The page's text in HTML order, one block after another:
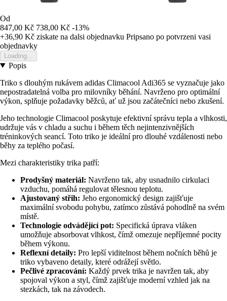
Od
847,00 Kč 738,00 Kč -13%
+36,90 Kč ziskate na dalsi objednavku Pripsano po potvrzeni vasi
objednavky
Loading...
Popis
Triko s dlouhým rukávem adidas Climacool Adi365 se vyznačuje jako
nepostradatelná volba pro milovníky běhání. Navrženo pro optimální
výkon, splňuje požadavky běžců, ať už jsou začátečníci nebo zkušení.
Jeho technologie Climacool poskytuje efektivní správu tepla a vlhkosti,
udržuje vás v chladu a suchu i během těch nejintenzivnějších
tréninkových seancí. Toto triko je ideální pro dlouhé vzdálenosti nebo
běhy za teplého počasí.
Mezi charakteristiky trika patří:
Prodyšný materiál: Navrženo tak, aby usnadnilo cirkulaci
vzduchu, pomáhá regulovat tělesnou teplotu.
Ajustovaný střih: Jeho ergonomický design zajišťuje
maximální svobodu pohybu, zatímco zůstává pohodlně na svém
místě.
Technologie odvádějící pot: Specifická úprava vláken
umožňuje absorbovat vlhkost, čímž omezuje nepříjemné pocity
během výkonu.
Reflexní detaily: Pro lepší viditelnost během nočních běhů je
triko vybaveno detaily, které odrážejí světlo.
Pečlivé zpracování: Každý prvek trika je navržen tak, aby
spojoval výkon a styl, čímž zajišťuje moderní vzhled jak na
stezkách, tak na závodech.